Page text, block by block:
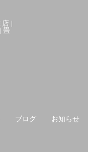
ブログ
お知らせ